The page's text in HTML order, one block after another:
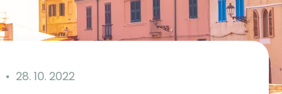
28. 10. 2022